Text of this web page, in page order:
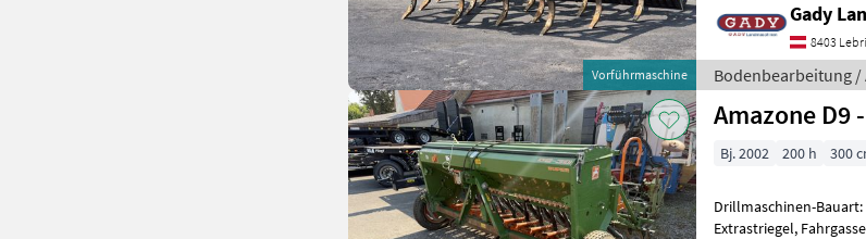
Vorführmaschine
Gady
8403
Bodenbearbeitung /
Amazone D9
Bj. 2002 200 h 300
Drillmaschinen-
Extrastriegel,